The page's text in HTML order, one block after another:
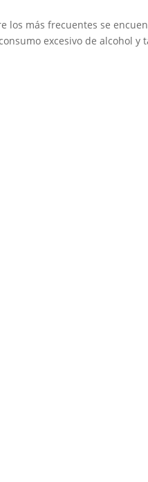
los más frecuentes se
excesivo de alcohol y